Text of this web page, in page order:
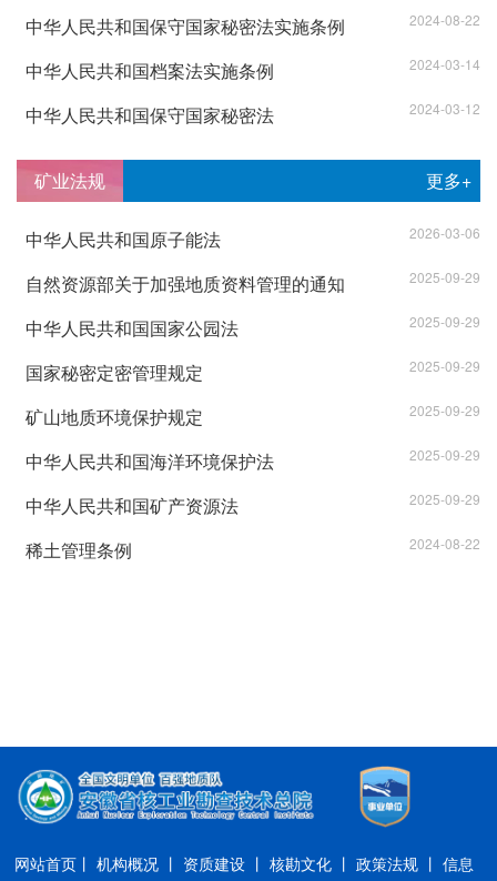
中华人民共和国保守国家秘密法实施条例 2024-08-22
中华人民共和国档案法实施条例 2024-03-14
中华人民共和国保守国家秘密法 2024-03-12
矿业法规 更多+
中华人民共和国原子能法 2026-03-06
自然资源部关于加强地质资料管理的通知 2025-09-29
中华人民共和国国家公园法 2025-09-29
国家秘密定密管理规定 2025-09-29
矿山地质环境保护规定 2025-09-29
中华人民共和国海洋环境保护法 2025-09-29
中华人民共和国矿产资源法 2025-09-29
稀土管理条例 2024-08-22
网站首页丨 机构概况 丨 资质建设 丨 核勘文化 丨 政策法规 丨 信息